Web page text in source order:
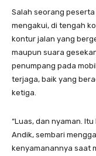
Salah seorang
mengakui, di tengah
kontur jalan yang
maupun suara
penumpang pada
terjaga, baik yang
ketiga.
“Luas, dan nyaman.
Andik, sembari
kenyamanannya saat